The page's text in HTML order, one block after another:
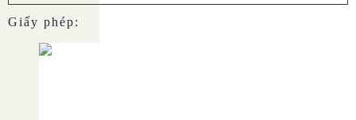
Giấy phép: